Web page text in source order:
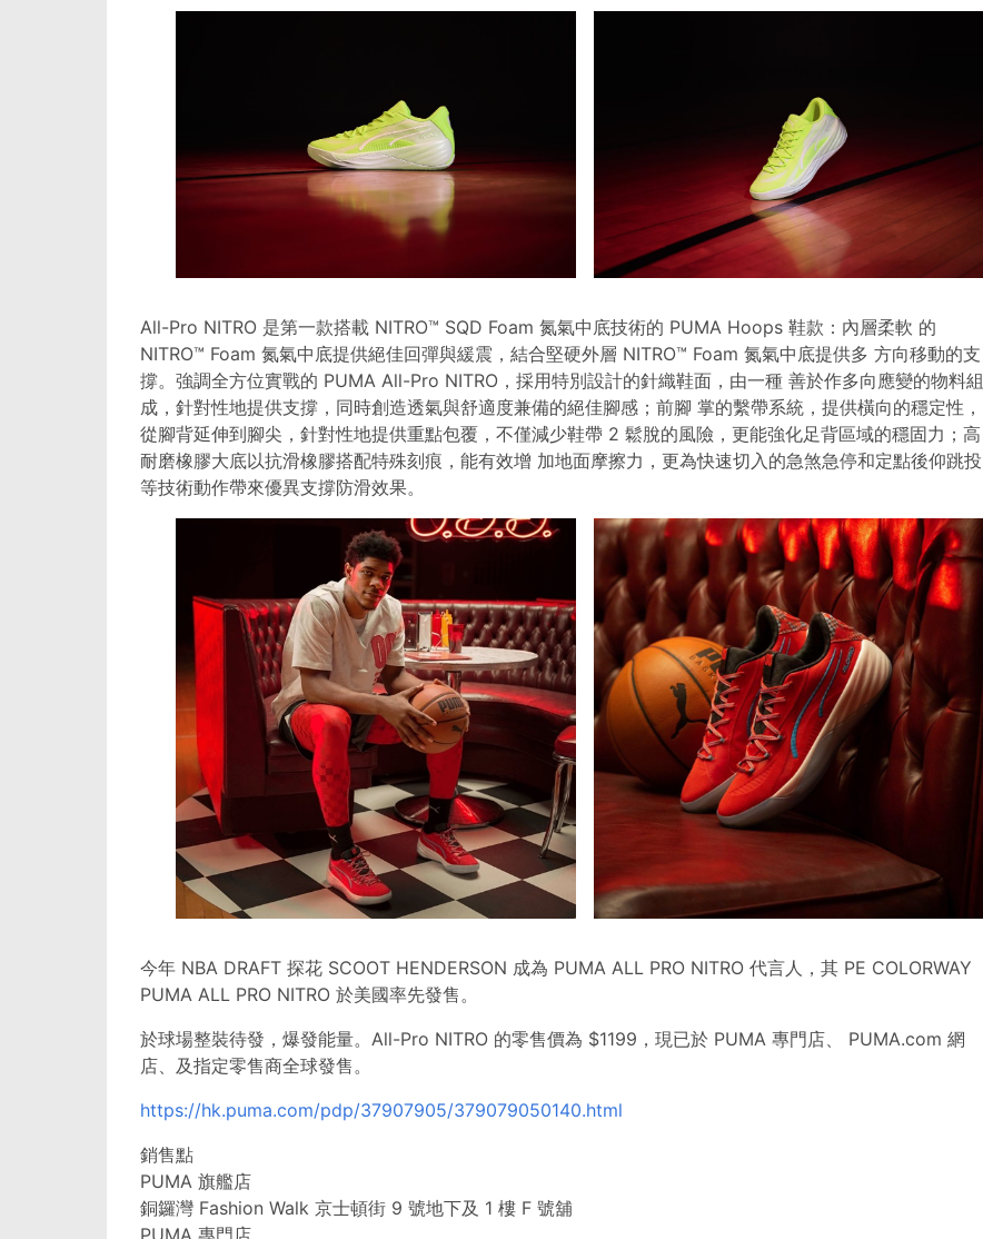
All-Pro NITRO 是第一款搭載 NITRO™ SQD Foam 氮氣中底技術的 PUMA Hoops 鞋款：內層柔軟 的
NITRO™ Foam 氮氣中底提供絕佳回彈與緩震，結合堅硬外層 NITRO™ Foam 氮氣中底提供多 方向移動的支
撐。強調全方位實戰的 PUMA All-Pro NITRO，採用特別設計的針織鞋面，由一種 善於作多向應變的物料組
成，針對性地提供支撐，同時創造透氣與舒適度兼備的絕佳腳感；前腳 掌的繫帶系統，提供橫向的穩定性，
從腳背延伸到腳尖，針對性地提供重點包覆，不僅減少鞋帶 2 鬆脫的風險，更能強化足背區域的穩固力；高
耐磨橡膠大底以抗滑橡膠搭配特殊刻痕，能有效增 加地面摩擦力，更為快速切入的急煞急停和定點後仰跳投
等技術動作帶來優異支撐防滑效果。
今年 NBA DRAFT 探花 SCOOT HENDERSON 成為 PUMA ALL PRO NITRO 代言人，其 PE COLORWAY
PUMA ALL PRO NITRO 於美國率先發售。
於球場整裝待發，爆發能量。All-Pro NITRO 的零售價為 $1199，現已於 PUMA 專門店、 PUMA.com 網
店、及指定零售商全球發售。
https://hk.puma.com/pdp/37907905/379079050140.html
銷售點
PUMA 旗艦店
銅鑼灣 Fashion Walk 京士頓街 9 號地下及 1 樓 F 號舖
PUMA 專門店